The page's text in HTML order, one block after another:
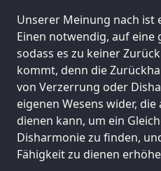
Unserer Meinung nach ist
Einen notwendig, auf eine
sodass es zu keiner
kommt, denn die
von Verzerrung oder
eigenen Wesens wider,
dienen kann, um ein
Disharmonie zu finden,
Fähigkeit zu dienen